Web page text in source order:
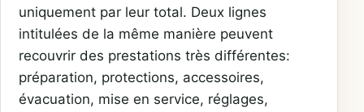
uniquement par leur total. Deux lignes
intitulées de la même manière peuvent
recouvrir des prestations très différentes:
préparation, protections, accessoires,
évacuation, mise en service, réglages,